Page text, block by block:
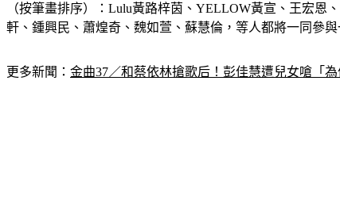
（按筆畫排序）：Lulu黃路梓茵、YELLOW黃宣、王宏
軒、鍾興民、蕭煌奇、魏如萱、蘇慧倫，等人都將一同參與
更多新聞： 金曲37／和蔡依林搶歌后！彭佳慧遭兒女嗆「